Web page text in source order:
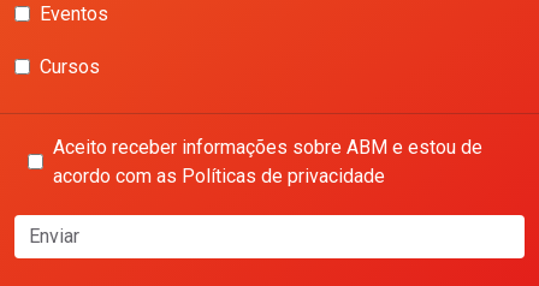
Eventos
Cursos
Aceito receber informações sobre ABM e estou de
acordo com as Políticas de privacidade
Enviar